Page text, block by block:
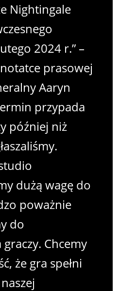
Nightingale
2024 r.” –
prasowej
Aaryn
przypada
później niż
dużą wagę do
poważnie
do
Chcemy
że gra spełni